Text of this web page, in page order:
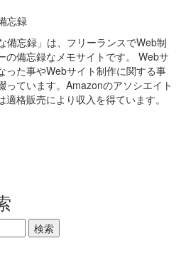
忘録
備忘録」は、フリーランスでWeb制
の備忘録なメモサイトです。 Webサ
った事やWebサイト制作に関する事
っています。Amazonのアソシエイト
適格販売により収入を得ています。